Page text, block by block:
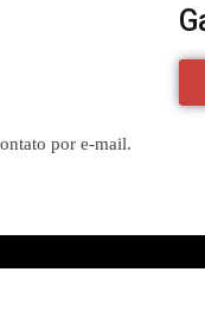
por e-mail.